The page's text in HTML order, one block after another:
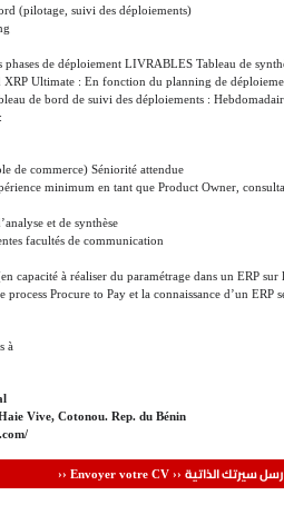
(pilotage, suivi des déploiements)
phases de déploiement LIVRABLES Tableau de
XRP Ultimate : En fonction du planning de
de bord de suivi des déploiements :
de commerce) Séniorité attendue
minimum en tant que Product Owner,
et de synthèse
facultés de communication
capacité à réaliser du paramétrage dans un ERP
process Procure to Pay et la connaissance d’un ERP
à
Vive, Cotonou. Rep. du Bénin
›› Envoyer votre CV ›› سيرتك الذاتية